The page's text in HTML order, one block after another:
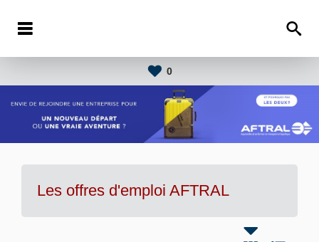
0
Les offres d'emploi AFTRAL